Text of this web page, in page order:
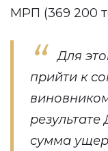
МРП (369 200
Для
прийти к
результате
сумма